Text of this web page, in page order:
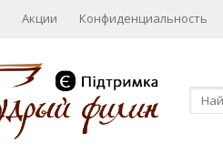
Акции Конфиденциальность